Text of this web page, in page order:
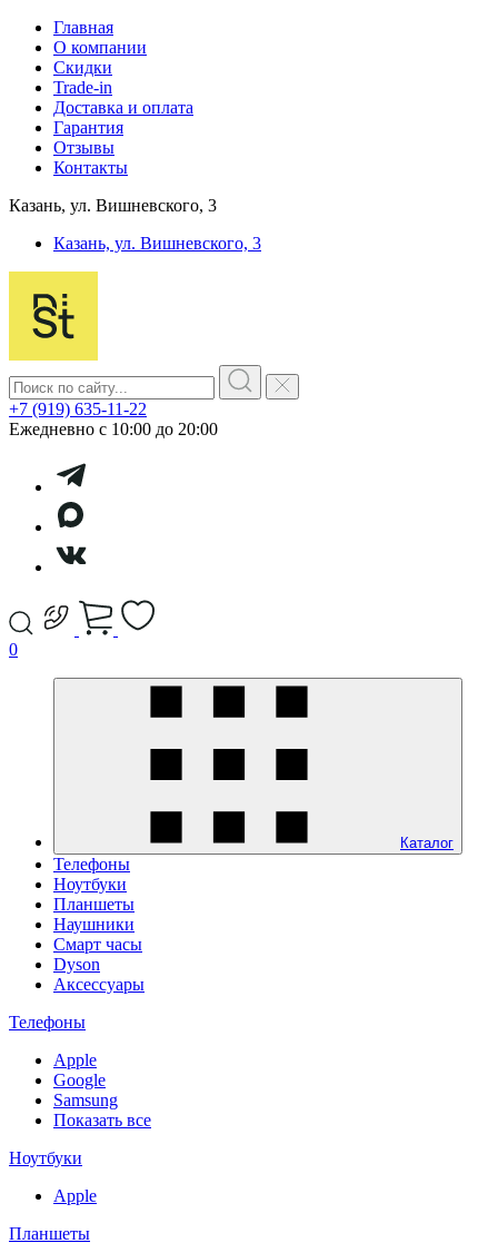
Главная
О компании
Скидки
Trade-in
Доставка и оплата
Гарантия
Отзывы
Контакты
Казань, ул. Вишневского, 3
Казань, ул. Вишневского, 3
+7 (919) 635-11-22
Ежедневно с 10:00 до 20:00
0
Каталог
Телефоны
Ноутбуки
Планшеты
Наушники
Смарт часы
Dyson
Аксессуары
Телефоны
Apple
Google
Samsung
Показать все
Ноутбуки
Apple
Планшеты